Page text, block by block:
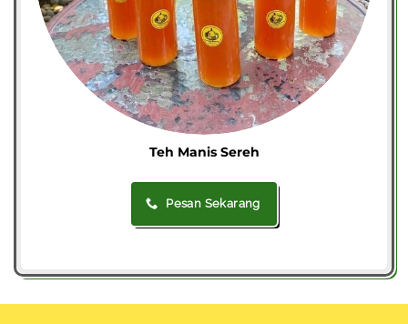
Teh Manis Sereh
Pesan Sekarang